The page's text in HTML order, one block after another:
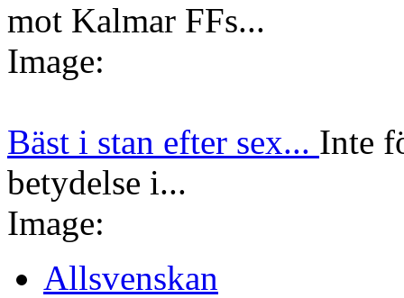
mot Kalmar FFs...
Image:
Bäst i stan efter sex... Inte
betydelse i...
Image:
Allsvenskan